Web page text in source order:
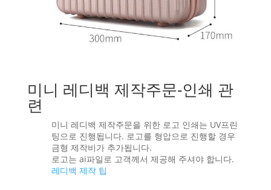
미니 레디백 제작주문-인쇄 관
련
미니 레디백 제작주문을 위한 로고 인쇄는 UV프린
팅으로 진행됩니다. 로고를 형압으로 진행할 경우
금형 제작비가 추가됩니다.
로고는 ai파일로 고객께서 제공해 주셔야 합니다.
레디백 제작 팁